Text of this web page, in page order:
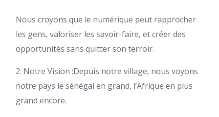
Nous croyons que le numérique peut rapprocher
les gens, valoriser les savoir-faire, et créer des
opportunités sans quitter son terroir.
2. Notre Vision :Depuis notre village, nous voyons
notre pays le sénégal en grand, l’Afrique en plus
grand encore.